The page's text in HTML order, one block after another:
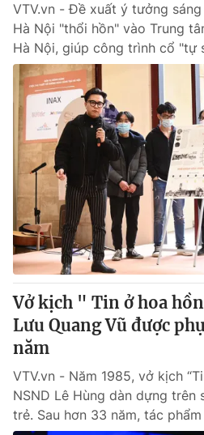
Phim VTV
Hậu trường
Nhân vật
Khán giả
Giải sao mai
Giải trí
Điện ảnh
Âm nhạc
Đời sống
Du lịch
Làm đẹp
Chất lượng cuộc sống
Giáo dục
Tuyển sinh
Học trực tuyến
Công nghệ
Hitech Công nghệ tương lai
Sản phẩm
Thị trường
Tư vấn
Giao lưu trực tuyến
Lịch phát sóng
Chuyên mục khác
Emagazine
Photo
VTV.vn - Đề xuất ý tưởng
Hà Nội "thổi hồn" vào Trung
Hà Nội, giúp công trình cổ "tự
Vở kịch " Tin ở hoa
Lưu Quang Vũ được
năm
VTV.vn - Năm 1985, vở kịch
NSND Lê Hùng dàn dựng trên
trẻ. Sau hơn 33 năm, tác